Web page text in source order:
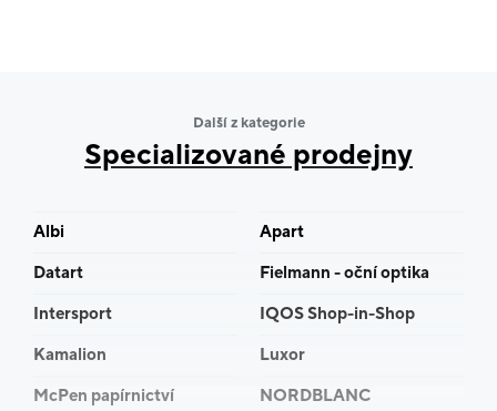
Další z kategorie
Specializované prodejny
Albi
Apart
Datart
Fielmann - oční optika
Intersport
IQOS Shop-in-Shop
Kamalion
Luxor
McPen papírnictví
NORDBLANC